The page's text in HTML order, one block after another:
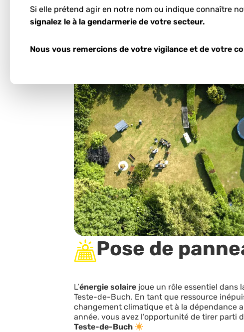
Si elle prétend agir en notre nom ou indique connaître
signalez le à la gendarmerie de votre secteur.
Nous vous remercions de votre vigilance et de votre
Ces informations nous permettent
d'autoconsommation.
Démarrer l'estimation
Pose de
L’énergie solairejoue un rôle essentiel dans
Teste-de-Buch. En tant que ressource
changement climatique et à la dépendance
année, vous avez l’opportunité de tirer parti
Teste-de-Buch